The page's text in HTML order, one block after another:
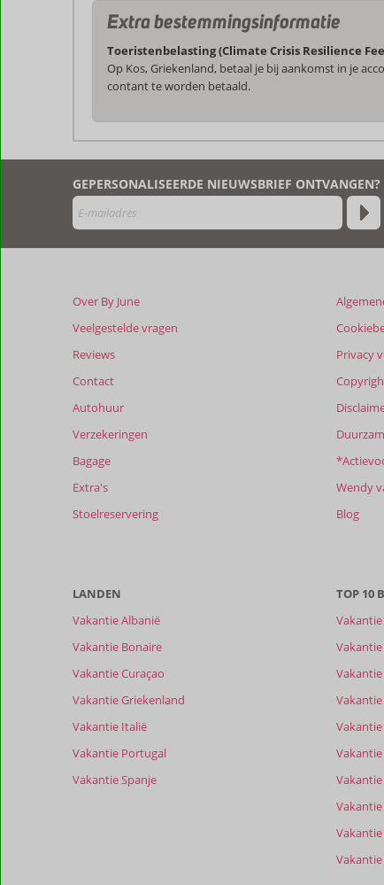
Extra bestemmingsinformatie
Toeristenbelasting (Climate Crisis Resilience
Op Kos, Griekenland, betaal je bij aankomst in je
contant te worden betaald.
door
klanten
in
Xenos
zijn
worden
relevantie
de
getoonde
te
garanderen.
info
over
GEPERSONALISEERDE NIEUWSBRIEF ONTVANGEN?
Over By June
Veelgestelde vragen
Reviews
Contact
Autohuur
Verzekeringen
Bagage
Extra's
Stoelreservering
Privacy
Wendy
Blog
LANDEN
Vakantie Albanië
Vakantie Bonaire
Vakantie Curaçao
Vakantie Griekenland
Vakantie Italië
Vakantie Portugal
Vakantie Spanje
TOP 10
Vakantie